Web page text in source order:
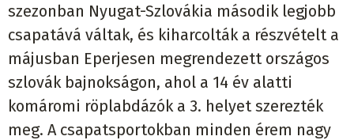
szezonban Nyugat-Szlovákia második legjobb
csapatává váltak, és kiharcolták a részvételt a
májusban Eperjesen megrendezett országos
szlovák bajnokságon, ahol a 14 év alatti
komáromi röplabdázók a 3. helyet szerezték
meg. A csapatsportokban minden érem nagy